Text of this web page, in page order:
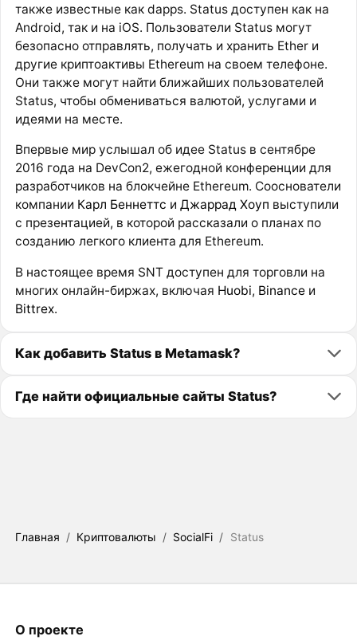
также известные как dapps. Status доступен как на
Android, так и на iOS. Пользователи Status могут
безопасно отправлять, получать и хранить Ether и
другие криптоактивы Ethereum на своем телефоне.
Они также могут найти ближайших пользователей
Status, чтобы обмениваться валютой, услугами и
идеями на месте.
Впервые мир услышал об идее Status в сентябре
2016 года на DevCon2, ежегодной конференции для
разработчиков на блокчейне Ethereum. Сооснователи
компании Карл Беннеттс и Джаррад Хоуп выступили
с презентацией, в которой рассказали о планах по
созданию легкого клиента для Ethereum.
В настоящее время SNT доступен для торговли на
многих онлайн-биржах, включая Huobi, Binanceи
Bittrex.
Как добавить Status в Metamask?
Где найти официальные сайты Status?
Главная / Криптовалюты / SocialFi / Status
О проекте